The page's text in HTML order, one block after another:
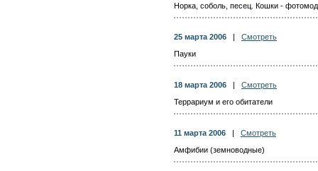
Норка, соболь, песец. Кошки -
25 марта 2006
Смотреть
Пауки
18 марта 2006
Смотреть
Террариум и его обитатели
11 марта 2006
Смотреть
Амфибии (земноводные)